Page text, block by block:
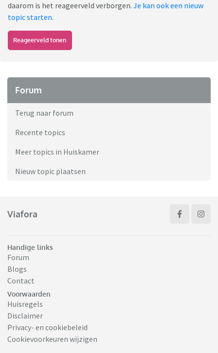
daarom is het reageerveld verborgen. Je kan ook een nieuw
topic starten.
Reageerveld tonen
Forum
Terug naar forum
Recente topics
Meer topics in Huiskamer
Nieuw topic plaatsen
Viafora
Handige links
Forum
Blogs
Contact
Voorwaarden
Huisregels
Disclaimer
Privacy- en cookiebeleid
Cookievoorkeuren wijzigen